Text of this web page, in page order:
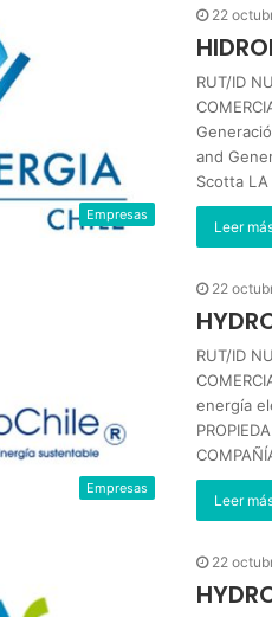
Empresas
22
RUT/ID
and
Scotta
Leer
Empresas
22
RUT/ID
energía
Leer
22